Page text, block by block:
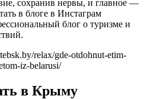
сохранив нервы, и главное —
в блоге в Инстаграм
блог о туризме и
relax/gde-otdohnut-etim-
iz-belarusi/
в Крыму